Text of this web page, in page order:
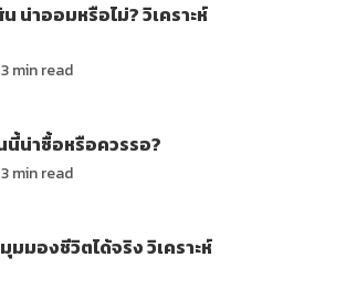
น่าออมหรือไม่? วิเคราะห์
3min read
นี้น่าซื้อหรือควรรอ?
3min read
มองชีวิตได้จริง วิเคราะห์